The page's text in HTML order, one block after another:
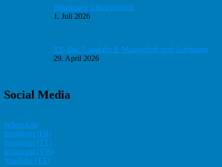
Herzlichen Glückwunsch
1. Juli 2026
TT- Die 7. und die 8. Mannschaft sind Aufsteiger
29. April 2026
Social Media
WhatsApp
Instagram (FB)
Instagram (TT)
Instagram (VB)
YouTube (TT)